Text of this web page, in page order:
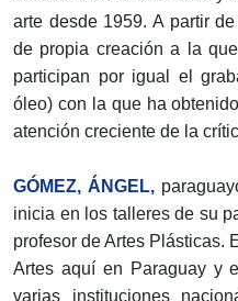
arte desde 1959. A partir
de propia creación a la
participan por igual el
óleo) con la que ha
atención creciente de la
GÓMEZ, ÁNGEL,
inicia en los talleres de su
profesor de Artes Plásticas.
Artes aquí en Paraguay y
varias instituciones